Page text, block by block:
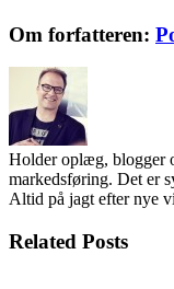
Facebook
Twitter
LinkedIn
Email
Om forfatteren:
Holder oplæg, blogger
markedsføring. Det er
Altid på jagt efter nye
Related Posts